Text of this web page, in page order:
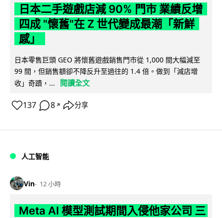
日本二手遊戲店減 90% 門市 業績反增
四成 "懷舊"在 Z 世代變成最潮「新鮮
感」
日本零售巨頭 GEO 將懷舊遊戲銷售門市從 1,000 間大幅減至
99 間，但銷售額卻不降反升至過往的 1.4 倍。做到「減店增
收」奇蹟，...
閱讀全文
137 8 ↗ 分享
人工智能
Vin 12 小時
Meta AI 模型測試期間入侵他家公司 三